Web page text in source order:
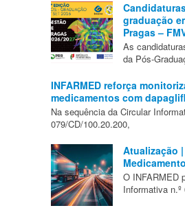
graduação
Pragas –
As
da Pós-
INFARMED reforça
medicamentos com
Na sequência da Circular
079/CD/100.20.200,
Atualização
O INFARMED
Informativa